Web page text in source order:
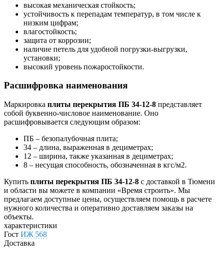
высокая механическая стойкость;
устойчивость к перепадам температур, в том числе к
низким цифрам;
влагостойкость;
защита от коррозии;
наличие петель для удобной погрузки-выгрузки,
установки;
высокий уровень пожаростойкости.
Расшифровка наименования
Маркировка плиты перекрытия ПБ 34-12-8 представляет
собой буквенно-числовое наименование. Оно
расшифровывается следующим образом:
ПБ ‒ безопалубочная плита;
34 ‒ длина, выраженная в дециметрах;
12 ‒ ширина, также указанная в дециметрах;
8 ‒ несущая способность, обозначенная в кгс/м2.
Купить плиты перекрытия ПБ 34-12-8 с доставкой в Тюмени
и области вы можете в компании «Время строить». Мы
предлагаем доступные цены, осуществляем помощь в расчете
нужного количества и оперативно доставляем заказы на
объекты.
характеристики
Гост ИЖ 568
Доставка